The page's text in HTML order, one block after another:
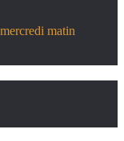
matin